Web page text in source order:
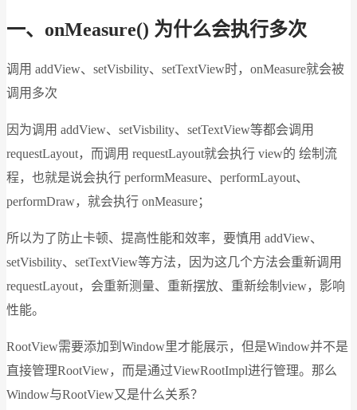
一、onMeasure() 为什么会执行多次
调用 addView、setVisbility、setTextView时，onMeasure就会被
调用多次
因为调用 addView、setVisbility、setTextView等都会调用
requestLayout，而调用 requestLayout就会执行 view的 绘制流
程，也就是说会执行 performMeasure、performLayout、
performDraw，就会执行 onMeasure；
所以为了防止卡顿、提高性能和效率，要慎用 addView、
setVisbility、setTextView等方法，因为这几个方法会重新调用
requestLayout，会重新测量、重新摆放、重新绘制view，影响
性能。
RootView需要添加到Window里才能展示，但是Window并不是
直接管理RootView，而是通过ViewRootImpl进行管理。那么
Window与RootView又是什么关系？